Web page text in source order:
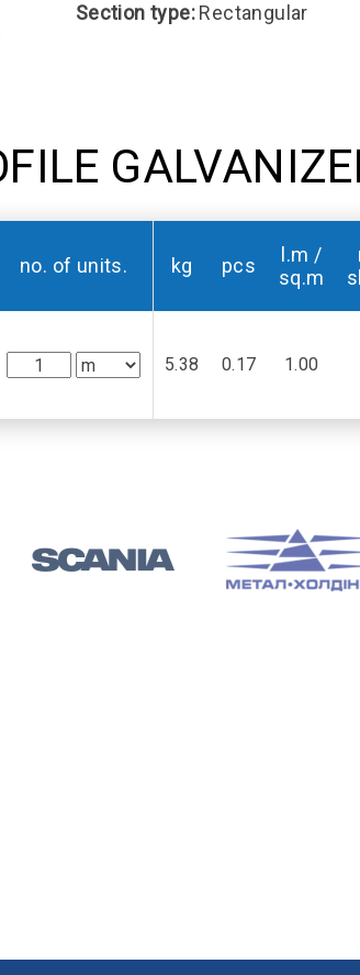
Section type:Rectangular
no. of units. kg pcs
l.m /
sq.m
5.38 0.17 1.00